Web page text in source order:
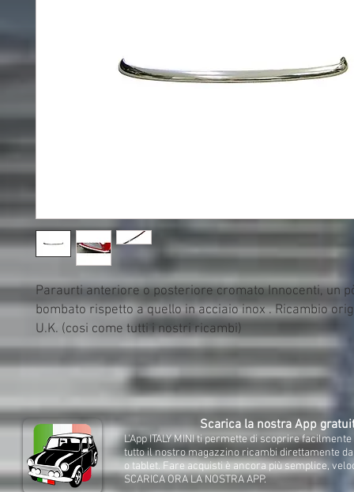
Paraurti anteriore o posteriore cromato Innocenti, un
bombato rispetto a quello in acciaio inox . Ricambio
U.K. (cosi come tutti i nostri ricambi)
Scarica la nostra App
L'App ITALY MINI ti permette di scoprire
tutto il nostro magazzino ricambi direttamente
o tablet. Fare acquisti è ancora più semplice,
SCARICA ORA LA NOSTRA APP.